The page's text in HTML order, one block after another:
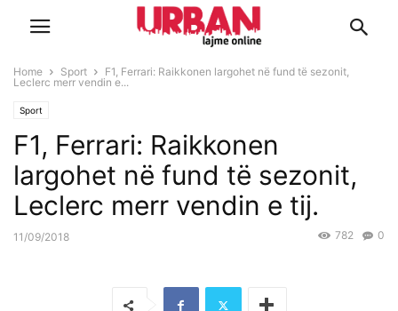
Home Sport
F1, Ferrari: Raikkonen largohet në fund të sezonit,
Leclerc merr vendin e...
Sport
F1, Ferrari: Raikkonen
largohet në fund të sezonit,
Leclerc merr vendin e tij.
11/09/2018 0
782